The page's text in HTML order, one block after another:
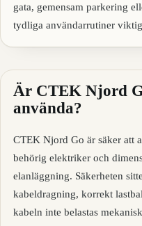
gata, gemensam parkering
tydliga användarrutiner
Är CTEK Njord
använda?
CTEK Njord Go är säker att
behörig elektriker och
elanläggning. Säkerheten
kabeldragning, korrekt
kabeln inte belastas